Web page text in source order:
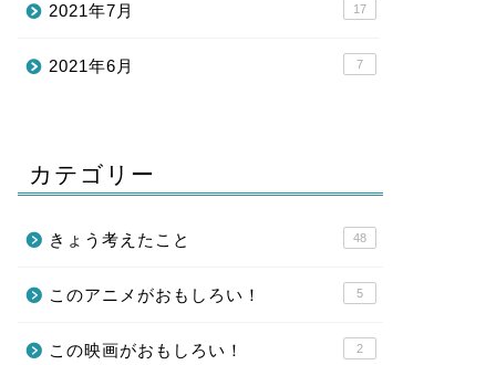
2021年7月 17
2021年6月 7
カテゴリー
きょう考えたこと 48
このアニメがおもしろい！ 5
この映画がおもしろい！ 2